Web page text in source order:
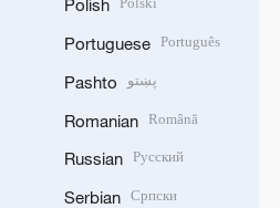
Polish
Portuguese Português
Pashto پښتو
Romanian Română
Russian Русский
Serbian Српски